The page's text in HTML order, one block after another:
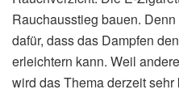
Rauchausstieg bauen.
dafür, dass das Dampfen
erleichtern kann. Weil
wird das Thema derzeit sehr